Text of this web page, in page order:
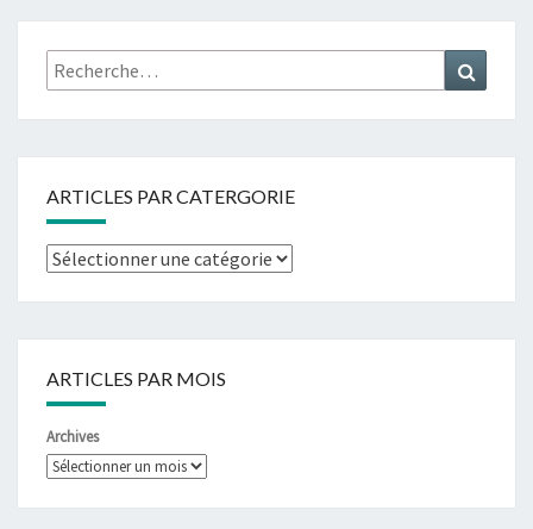
ARTICLES PAR CATERGORIE
ARTICLES PAR MOIS
Archives